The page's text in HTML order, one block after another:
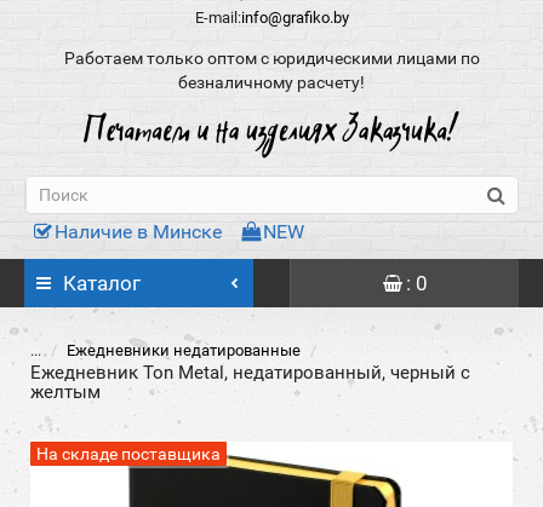
E-mail:info@grafiko.by
Работаем только оптом с юридическими лицами по
безналичному расчету!
Наличие в Минске NEW
Каталог : 0
... Ежедневники недатированные
Ежедневник Ton Metal, недатированный, черный с
желтым
На складе поставщика